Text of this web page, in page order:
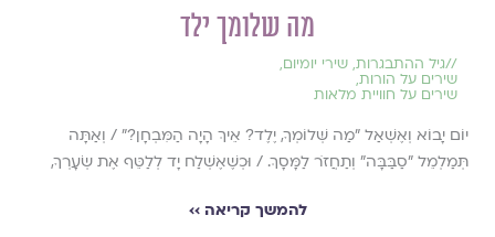
מה שלומך ילד
//גיל ההתבגרות, שירי יומיום,
שירים על הורות,
שירים על חוויית מלאות
יוֹם יָבוֹא וְאֶשְׁאַל "מַה שְּׁלוֹמְךָ, יֶלֶד? אֵיךְ הָיָה הַמִּבְחָן?" / וְאַתָּה
תְּמַלְמֵל "סַבַּבָּה" וְתַחֲזֹר לַמָּסָךְ. / וּכְשֶׁאֶשְׁלַח יָד לְלַטֵּף אֶת שְׂעָרְךָ,
להמשך קריאה ››